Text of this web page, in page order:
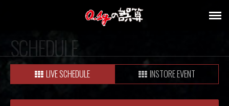
SCHEDULE
LIVE SCHEDULE INSTORE EVENT